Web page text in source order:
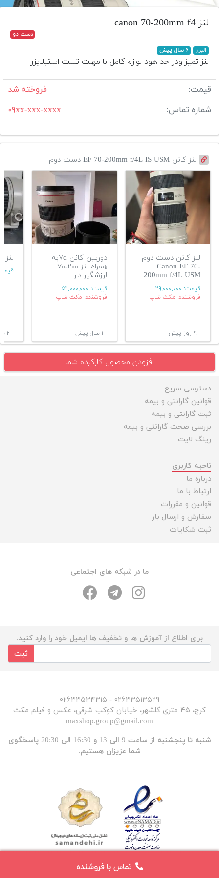
تجهیزات
مکث
افزودن
دست
دوم
لیست
قیمت
دوربین
بله
لنز canon 70-200mm f4
دست دو
البرز ۶ سال پیش
لنز تمیز ودر حد هود لوازم کامل با مهلت تست استبلایزر
قیمت:
فروخته شد
شماره تماس:
۰۹xx-xxx-xxxx
تماس با فروشنده
لنز کانن EF 70-200mm f/4L IS USM دست دوم
لنز کانن دست دوم
Canon EF 70-
200mm f/4L USM
قیمت: ۲۹,۰۰۰,۰۰۰
فروشنده: مکث شاپ
۹ روز پیش
دوربین کانن ۷dبه
همراه لنز ۲۰۰-۷۰
لرزشگیر دار
قیمت: ۵۲,۰۰۰,۰۰۰
فروشنده: مکث شاپ
۱ سال پیش
لنز
۲ سال پیش
افزودن محصول کارکرده شما
دسترسی سریع
قوانین گارانتی و بیمه
ثبت گارانتی و بیمه
بررسی صحت گارانتی و بیمه
رینگ لایت
ناحیه کاربری
درباره ما
ارتباط با ما
قوانین و مقررات
سفارش و ارسال بار
ثبت شکایات
ما در شبکه های اجتماعی
برای اطلاع از آموزش ها و تخفیف ها ایمیل خود را وارد کنید.
ثبت
۰۲۶۳۳۵۱۳۵۲۹ - ۰۲۶۳۳۵۳۴۳۱۵
کرج، ۴۵ متری گلشهر، خیابان کوکب شرقی، عکس و فیلم مکث
maxshop.group@gmail.com
شنبه تا پنجشنبه از ساعت 9 الی 13 و 16:30 الی 20:30 پاسخگوی
شما عزیزان هستیم.
توسعه و طراحی :maxdev